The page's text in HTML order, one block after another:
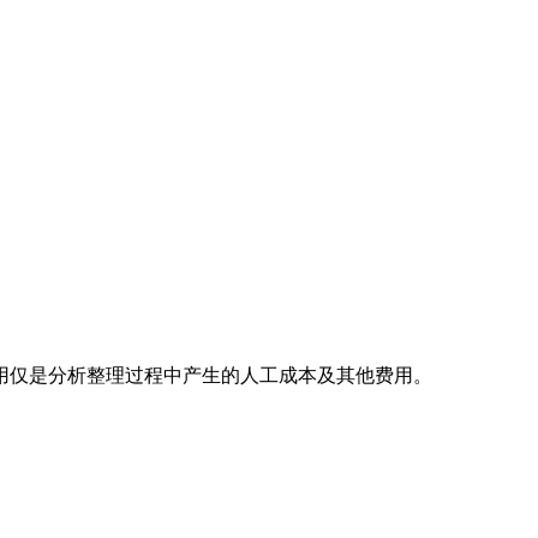
是分析整理过程中产生的人工成本及其他费用。